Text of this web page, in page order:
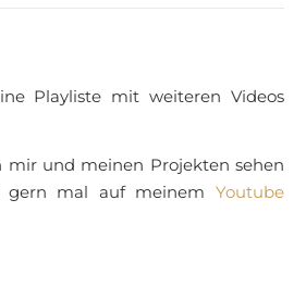
Playliste mit weiteren Videos
und meinen Projekten sehen
gern mal auf meinem Youtube